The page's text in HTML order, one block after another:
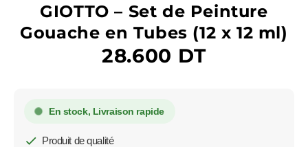
GIOTTO – Set de Peinture
Gouache en Tubes (12 x 12 ml)
28.600 DT
En stock, Livraison rapide
Produit de qualité